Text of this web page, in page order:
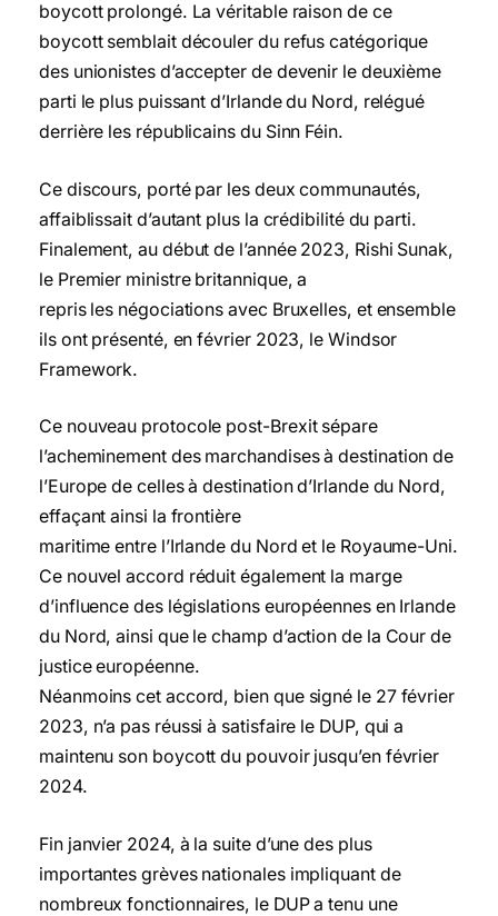
boycott prolongé. La véritable raison de ce
boycott semblait découler du refus catégorique
des unionistes d’accepter de devenir le deuxième
parti le plus puissant d’Irlande du Nord, relégué
derrière les républicains du Sinn Féin.
Ce discours, porté par les deux communautés,
affaiblissait d’autant plus la crédibilité du parti.
Finalement, au début de l’année 2023, Rishi Sunak,
le Premier ministre britannique, a
repris les négociations avec Bruxelles, et ensemble
ils ont présenté, en février 2023, le Windsor
Framework.
Ce nouveau protocole post-Brexit sépare
l’acheminement des marchandises à destination de
l’Europe de celles à destination d’Irlande du Nord,
effaçant ainsi la frontière
maritime entre l’Irlande du Nord et le Royaume-Uni.
Ce nouvel accord réduit également la marge
d’influence des législations européennes en Irlande
du Nord, ainsi que le champ d’action de la Cour de
justice européenne.
Néanmoins cet accord, bien que signé le 27 février
2023, n’a pas réussi à satisfaire le DUP, qui a
maintenu son boycott du pouvoir jusqu’en février
2024.
Fin janvier 2024, à la suite d’une des plus
importantes grèves nationales impliquant de
nombreux fonctionnaires, le DUP a tenu une